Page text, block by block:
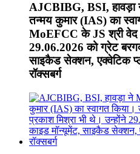
AJCBIBG, BSI,
तन्मय कुमार (IAS) का
MoEFCC के JS श्री वेद
29.06.2026 को ग्रेट
साइकैड सेक्शन, एक्वेटिक
रॉक्सबर्ग